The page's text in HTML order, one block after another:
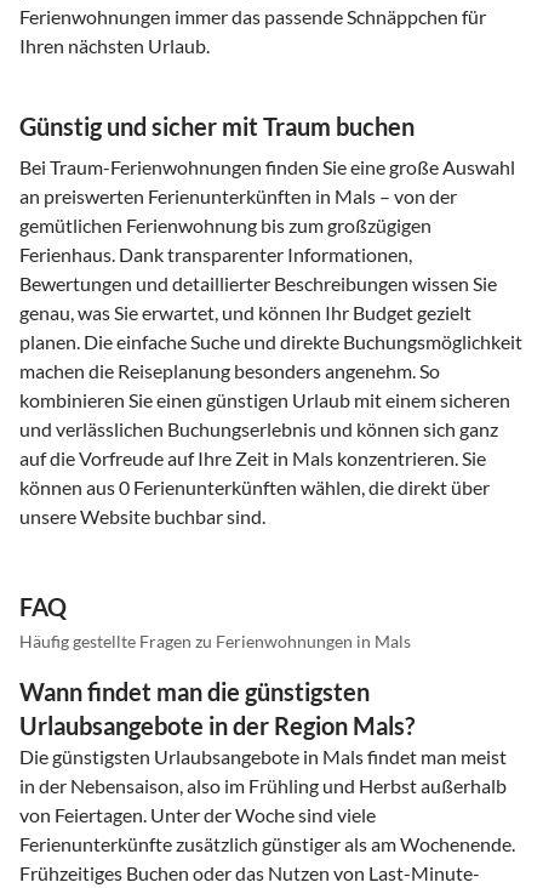
Ferienwohnungen immer das passende Schnäppchen für
Ihren nächsten Urlaub.
Günstig und sicher mit Traum buchen
Bei Traum-Ferienwohnungen finden Sie eine große Auswahl
an preiswerten Ferienunterkünften in Mals – von der
gemütlichen Ferienwohnung bis zum großzügigen
Ferienhaus. Dank transparenter Informationen,
Bewertungen und detaillierter Beschreibungen wissen Sie
genau, was Sie erwartet, und können Ihr Budget gezielt
planen. Die einfache Suche und direkte Buchungsmöglichkeit
machen die Reiseplanung besonders angenehm. So
kombinieren Sie einen günstigen Urlaub mit einem sicheren
und verlässlichen Buchungserlebnis und können sich ganz
auf die Vorfreude auf Ihre Zeit in Mals konzentrieren. Sie
können aus 0 Ferienunterkünften wählen, die direkt über
unsere Website buchbar sind.
FAQ
Häufig gestellte Fragen zu Ferienwohnungen in Mals
Wann findet man die günstigsten
Urlaubsangebote in der Region Mals?
Die günstigsten Urlaubsangebote in Mals findet man meist
in der Nebensaison, also im Frühling und Herbst außerhalb
von Feiertagen. Unter der Woche sind viele
Ferienunterkünfte zusätzlich günstiger als am Wochenende.
Frühzeitiges Buchen oder das Nutzen von Last-Minute-